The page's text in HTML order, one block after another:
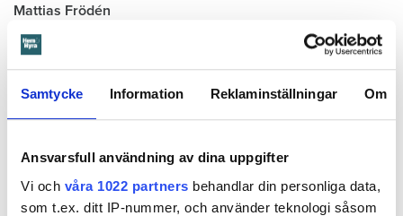
Samtycke Information Reklaminställningar Om
Ansvarsfull användning av dina uppgifter
Vi och våra 1022 partners behandlar din personliga data,
som t.ex. ditt IP-nummer, och använder teknologi såsom
Mattias Frödén
Reporter
Mejla mig
010-45 91 571
Hem & Hyra finns där du bor
lokala nyheter du vill se!
Ställ in ditt län